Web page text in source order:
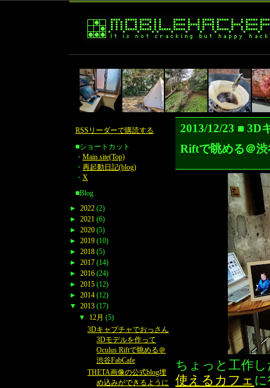
2013/12/23 ■ 3D
Riftで眺める＠
ちょっと工作
使えるカフェ
RSSリーダーで購読する
■ショートカット
・ Main site(Top)
・ 再起動日記(blog)
・ X
■Blog
► 2022 (2)
► 2021 (6)
► 2020 (5)
► 2019 (10)
► 2018 (5)
► 2017 (14)
► 2016 (24)
► 2015 (12)
► 2014 (12)
▼ 2013 (17)
▼
12月 (5)
3Dキャプチャでおっさん
3Dモデルを作って
Oculus Riftで眺める＠
渋谷FabCafe
THETA画像の公式blog埋
め込みができるように